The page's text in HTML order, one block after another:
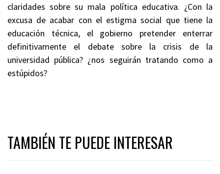
claridades sobre su mala política educativa. ¿Con la
excusa de acabar con el estigma social que tiene la
educación técnica, el gobierno pretender enterrar
definitivamente el debate sobre la crisis de la
universidad pública? ¿nos seguirán tratando como a
estúpidos?
TAMBIÉN TE PUEDE INTERESAR